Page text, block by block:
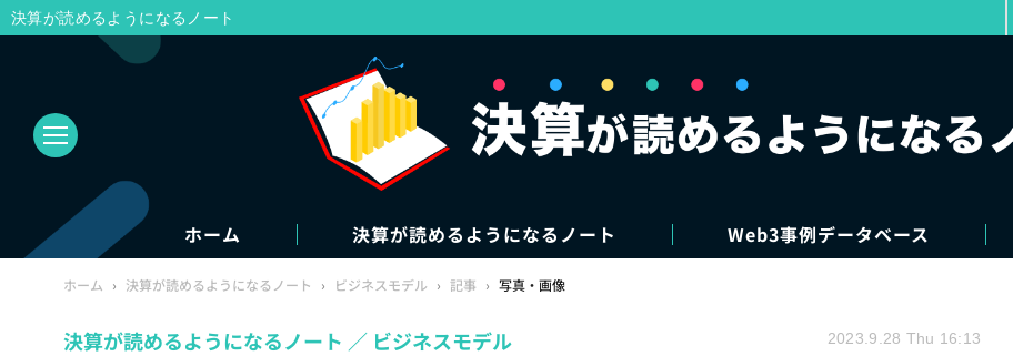
ホーム 決算が読めるようになるノート Web3事例データベース
ホーム › 決算が読めるようになるノート › ビジネスモデル › 記事 › 写真・画像
決算が読めるようになるノート ビジネスモデル 2023.9.28 Thu 16:13
決算が読めるようになるノート